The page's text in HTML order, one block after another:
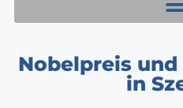
Nobelpreis
in